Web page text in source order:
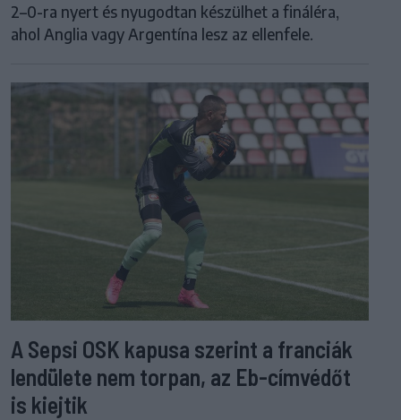
2–0-ra nyert és nyugodtan készülhet a fináléra,
ahol Anglia vagy Argentína lesz az ellenfele.
A Sepsi OSK kapusa szerint a franciák
lendülete nem torpan, az Eb-címvédőt
is kiejtik